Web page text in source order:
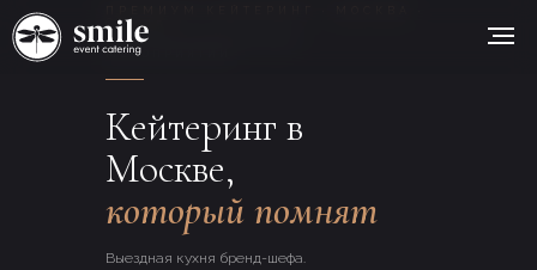
С 2015
2000+ РЕАЛИЗОВАННЫХ
МЕРОПРИЯТИЙ
Кейтеринг в
Москве,
который помнят
Выездная кухня бренд-шефа.